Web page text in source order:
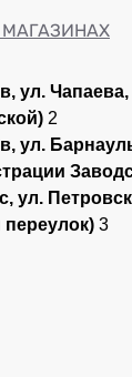
ул.
2
ул.
ул.
3